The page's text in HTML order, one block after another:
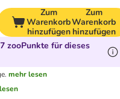
Zum
Warenkorb
hinzufügen
Zum
Warenkorb
hinzufügen
zooPunkte für dieses
mehr lesen